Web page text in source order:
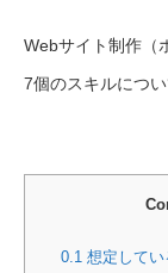
Webサイト制作（
7個のスキルにつ
0.1 想定して